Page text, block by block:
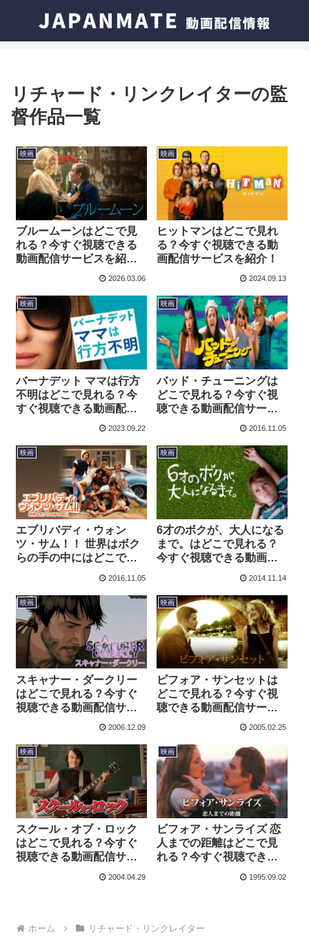
リチャード・リンクレイターの監
督作品一覧
映画
ブルームーンはどこで見
れる？今すぐ視聴できる
動画配信サービスを紹
2026.03.06
映画
ヒットマンはどこで見れ
る？今すぐ視聴できる動
画配信サービスを紹介！
2024.09.13
映画
バーナデット ママは行方
不明はどこで見れる？今
すぐ視聴できる動画配信
サービスを紹介！
2023.09.22
映画
バッド・チューニングは
どこで見れる？今すぐ視
聴できる動画配信サービ
2016.11.05
映画
エブリバディ・ウォン
ツ・サム！！ 世界はボク
らの手の中にはどこで見
動画配信サービスを紹
介！
2016.11.05
映画
6才のボクが、大人になる
まで。はどこで見れる？
今すぐ視聴できる動画配
2014.11.14
映画
スキャナー・ダークリー
はどこで見れる？今すぐ
視聴できる動画配信サー
2006.12.09
映画
ビフォア・サンセットは
どこで見れる？今すぐ視
聴できる動画配信サービ
2005.02.25
映画
スクール・オブ・ロック
はどこで見れる？今すぐ
視聴できる動画配信サー
2004.04.29
映画
ビフォア・サンライズ 恋
人までの距離はどこで見
れる？今すぐ視聴できる
1995.09.02
ホーム リチャード・リンクレイター